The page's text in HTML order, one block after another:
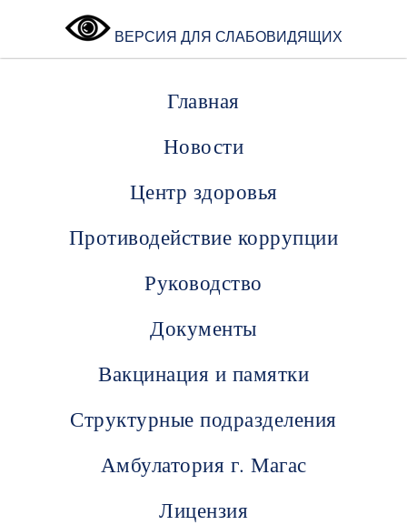
ВЕРСИЯ ДЛЯ СЛАБОВИДЯЩИХ
Главная
Новости
Центр здоровья
Противодействие коррупции
Руководство
Документы
Вакцинация и памятки
Структурные подразделения
Амбулатория г. Магас
Лицензия